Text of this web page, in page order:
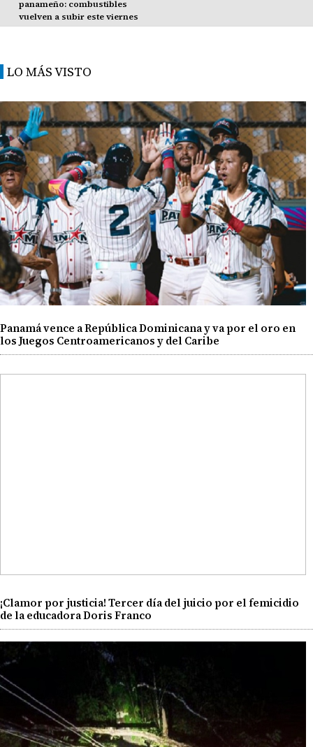
panameño: combustibles
vuelven a subir este viernes
LO MÁS VISTO
Panamá vence a República Dominicana y va por el oro en
los Juegos Centroamericanos y del Caribe
¡Clamor por justicia! Tercer día del juicio por el femicidio
de la educadora Doris Franco